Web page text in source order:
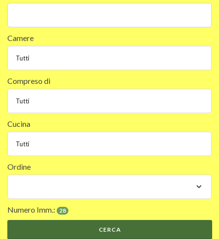
Camere
Compreso di
Cucina
Ordine
Numero Imm.: 28
CERCA